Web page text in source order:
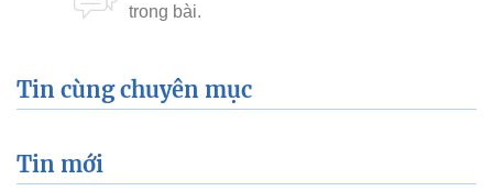
Tin cùng chuyên mục
Tin mới